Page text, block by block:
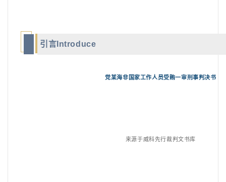
引言Introduce
党某海非国家工作人员受贿一审刑事判决书
来源于威科先行裁判文书库